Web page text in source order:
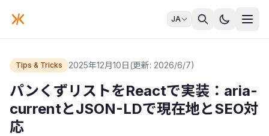
JA
Tips & Tricks 2025年12月10日(更新: 2026/6/7)
パンくずリストをReactで実装：aria-
currentとJSON-LDで現在地とSEO対
応